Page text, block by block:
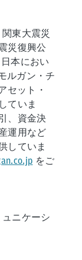
東大震災
災復興公
本におい
ルガン・チ
セット・
ていま
、資金決
運用など
していま
をご
ニケーシ